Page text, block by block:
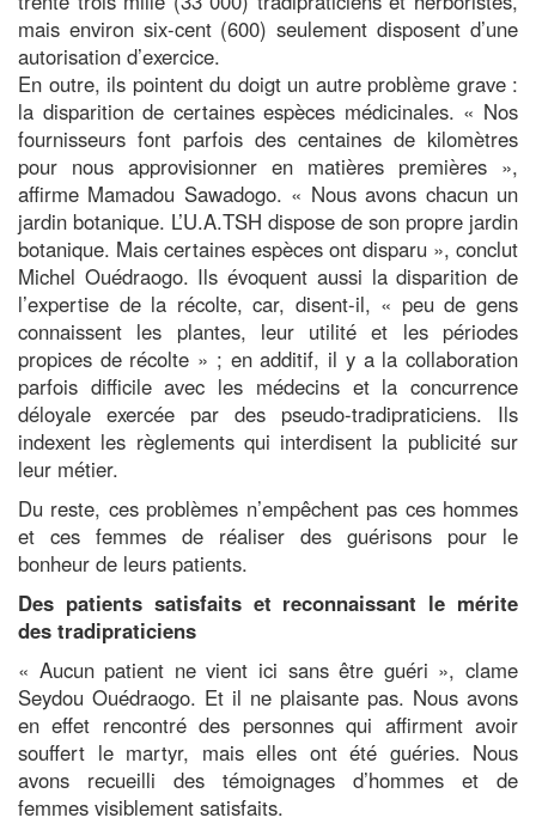
mais environ six-cent (600) seulement disposent d’une
autorisation d’exercice.
En outre, ils pointent du doigt un autre problème grave :
la disparition de certaines espèces médicinales. « Nos
fournisseurs font parfois des centaines de kilomètres
pour nous approvisionner en matières premières »,
affirme Mamadou Sawadogo. « Nous avons chacun un
jardin botanique. L’U.A.TSH dispose de son propre jardin
botanique. Mais certaines espèces ont disparu », conclut
Michel Ouédraogo. Ils évoquent aussi la disparition de
l’expertise de la récolte, car, disent-il, « peu de gens
connaissent les plantes, leur utilité et les périodes
propices de récolte » ; en additif, il y a la collaboration
parfois difficile avec les médecins et la concurrence
déloyale exercée par des pseudo-tradipraticiens. Ils
indexent les règlements qui interdisent la publicité sur
leur métier.
Du reste, ces problèmes n’empêchent pas ces hommes
et ces femmes de réaliser des guérisons pour le
bonheur de leurs patients.
Des patients satisfaits et reconnaissant le mérite
des tradipraticiens
« Aucun patient ne vient ici sans être guéri », clame
Seydou Ouédraogo. Et il ne plaisante pas. Nous avons
en effet rencontré des personnes qui affirment avoir
souffert le martyr, mais elles ont été guéries. Nous
avons recueilli des témoignages d’hommes et de
femmes visiblement satisfaits.